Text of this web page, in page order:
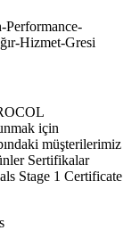
için
müşterilerimiz
Sertifikalar
Stage 1 Certificate